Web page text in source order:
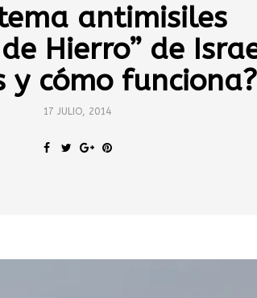
antimisiles
Hierro” de
y cómo funciona?
17 JULIO, 2014